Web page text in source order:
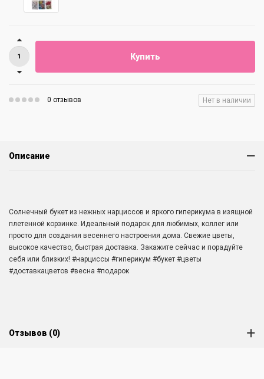
Купить
0 отзывов Нет в наличии
Описание
Солнечный букет из нежных нарциссов и яркого гиперикума в изящной
плетенной корзинке. Идеальный подарок для любимых, коллег или
просто для создания весеннего настроения дома. Свежие цветы,
высокое качество, быстрая доставка. Закажите сейчас и порадуйте
себя или близких! #нарциссы #гиперикум #букет #цветы
#доставкацветов #весна #подарок
Отзывов (0)